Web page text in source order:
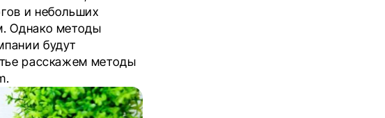
и небольших
Однако методы
будут
расскажем методы